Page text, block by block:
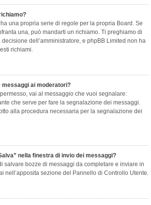
una propria serie di regole per la propria Board. Se
una, può mandarti un richiamo. Ti preghiamo di
dell’amministratore, e phpBB Limited non ha
richiami.
ai moderatori?
permesso, vai al messaggio che vuoi segnalare:
che serve per fare la segnalazione dei messaggi.
alla procedura necessaria per la segnalazione dei
nella finestra di invio dei messaggi?
salvare bozze di messaggi da completare e inviare in
nell’apposita sezione del Pannello di Controllo Utente.